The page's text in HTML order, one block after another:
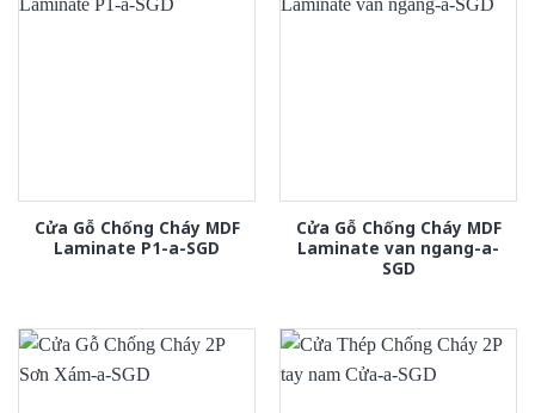
Cửa Gỗ Chống Cháy MDF
Laminate P1-a-SGD
Cửa Gỗ Chống Cháy MDF
Laminate van ngang-a-
SGD